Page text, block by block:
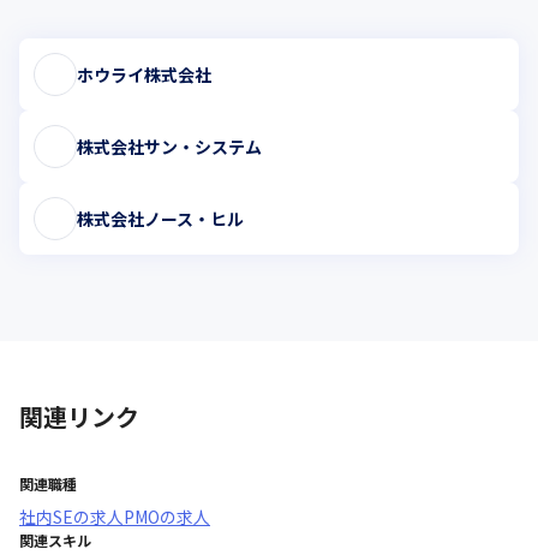
ホウライ株式会社
株式会社サン・システム
株式会社ノース・ヒル
関連リンク
関連職種
社内SEの求人PMOの求人
関連スキル